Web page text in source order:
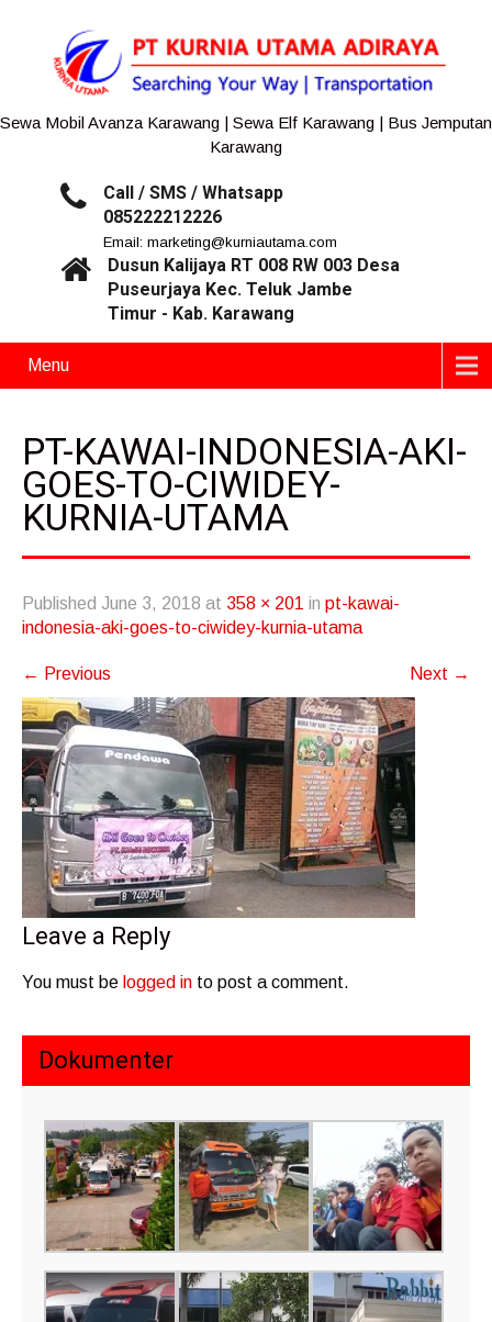
Sewa Mobil Avanza Karawang | Sewa Elf Karawang | Bus Jemputan
Karawang
Call / SMS / Whatsapp
085222212226
Email: marketing@kurniautama.com
Dusun Kalijaya RT 008 RW 003 Desa
Puseurjaya Kec. Teluk Jambe
Timur - Kab. Karawang
Menu
PT-KAWAI-INDONESIA-AKI-
GOES-TO-CIWIDEY-
KURNIA-UTAMA
Published June 3, 2018 at 358 × 201 in pt-kawai-
indonesia-aki-goes-to-ciwidey-kurnia-utama
← Previous Next →
Leave a Reply
You must be logged in to post a comment.
Dokumenter